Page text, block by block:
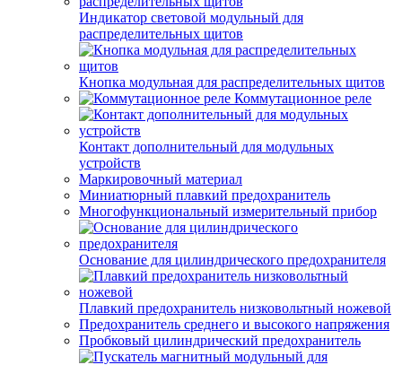
Индикатор световой модульный для
распределительных щитов
Кнопка модульная для распределительных щитов
Коммутационное реле
Контакт дополнительный для модульных
устройств
Маркировочный материал
Миниатюрный плавкий предохранитель
Многофункциональный измерительный прибор
Основание для цилиндрического предохранителя
Плавкий предохранитель низковольтный ножевой
Предохранитель среднего и высокого напряжения
Пробковый цилиндрический предохранитель